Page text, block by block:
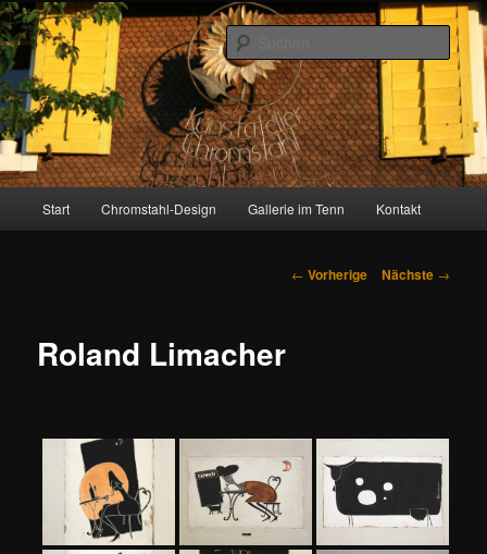
Zum
Inhalt
wechseln
Gallerie im Tenn
Start Chromstahl-Design Gallerie im Tenn Kontakt
Artikelnavigation
← Vorherige Nächste →
Roland Limacher